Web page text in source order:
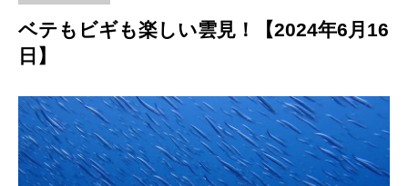
ベテもビギも楽しい雲見！【2024年6月16
日】